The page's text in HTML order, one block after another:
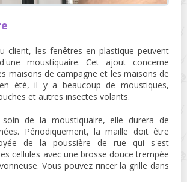
client, les fenêtres en plastique peuvent
moustiquaire. Cet ajout concerne
maisons de campagne et les maisons de
été, il y a beaucoup de moustiques,
et autres insectes volants.
de la moustiquaire, elle durera de
Périodiquement, la maille doit être
de la poussière de rue qui s'est
cellules avec une brosse douce trempée
Vous pouvez rincer la grille dans